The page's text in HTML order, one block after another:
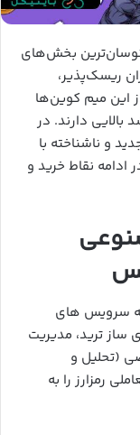
بخش‌های
ریسک‌پذیر،
این میم کوین‌ها
دارند. در
و ناشناخته با
ادامه نقاط خرید و
سرویس های
ساز ترید، مدیریت
(تحلیل و
رمزارز را به